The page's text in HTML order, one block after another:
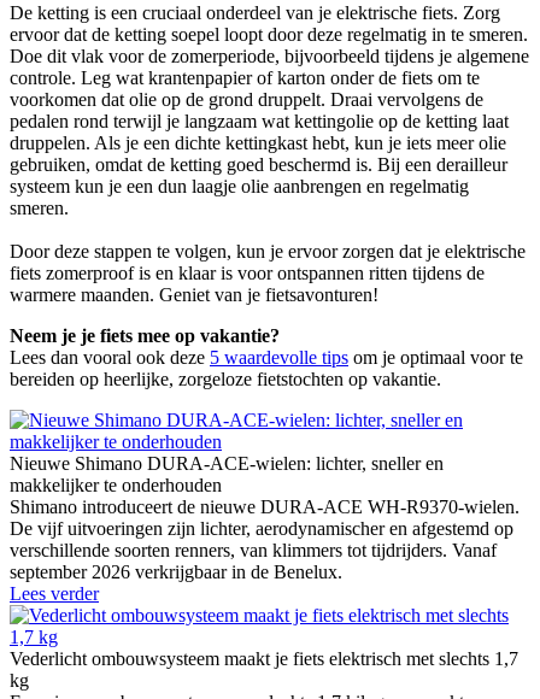
De ketting is een cruciaal onderdeel van je elektrische fiets. Zorg
ervoor dat de ketting soepel loopt door deze regelmatig in te smeren.
Doe dit vlak voor de zomerperiode, bijvoorbeeld tijdens je algemene
controle. Leg wat krantenpapier of karton onder de fiets om te
voorkomen dat olie op de grond druppelt. Draai vervolgens de
pedalen rond terwijl je langzaam wat kettingolie op de ketting laat
druppelen. Als je een dichte kettingkast hebt, kun je iets meer olie
gebruiken, omdat de ketting goed beschermd is. Bij een derailleur
systeem kun je een dun laagje olie aanbrengen en regelmatig
smeren.
Door deze stappen te volgen, kun je ervoor zorgen dat je elektrische
fiets zomerproof is en klaar is voor ontspannen ritten tijdens de
warmere maanden. Geniet van je fietsavonturen!
Neem je je fiets mee op vakantie?
Lees dan vooral ook deze 5 waardevolle tips om je optimaal voor te
bereiden op heerlijke, zorgeloze fietstochten op vakantie.
Nieuwe Shimano DURA-ACE-wielen: lichter, sneller en
makkelijker te onderhouden
Shimano introduceert de nieuwe DURA-ACE WH-R9370-wielen.
De vijf uitvoeringen zijn lichter, aerodynamischer en afgestemd op
verschillende soorten renners, van klimmers tot tijdrijders. Vanaf
september 2026 verkrijgbaar in de Benelux.
Lees verder
Vederlicht ombouwsysteem maakt je fiets elektrisch met slechts 1,7
kg